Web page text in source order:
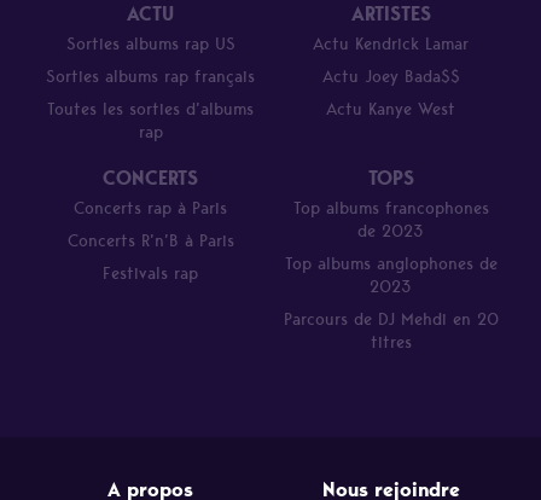
ACTU
Sorties albums rap US
Sorties albums rap français
Toutes les sorties d’albums
rap
ARTISTES
Actu Kendrick Lamar
Actu Joey Bada$$
Actu Kanye West
CONCERTS
Concerts rap à Paris
Concerts R’n’B à Paris
Festivals rap
TOPS
Top albums francophones
de 2023
Top albums anglophones de
2023
Parcours de DJ Mehdi en 20
titres
A propos Nous rejoindre